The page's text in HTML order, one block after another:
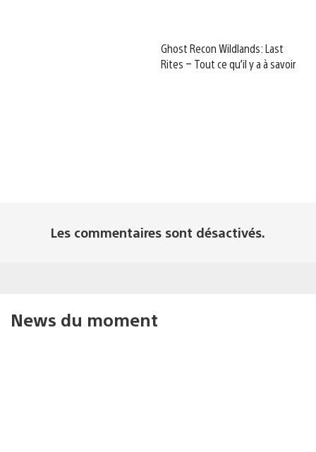
Ghost Recon Wildlands: Last
Rites – Tout ce qu’il y a à savoir
Les commentaires sont désactivés.
News du moment